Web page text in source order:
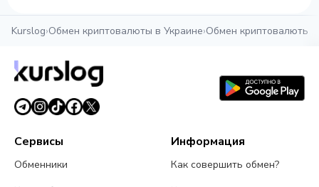
Kurslog›Обмен криптовалюты в Украине›Обмен криптовалюты
Сервисы
Обменники
Информация
Как совершить обмен?